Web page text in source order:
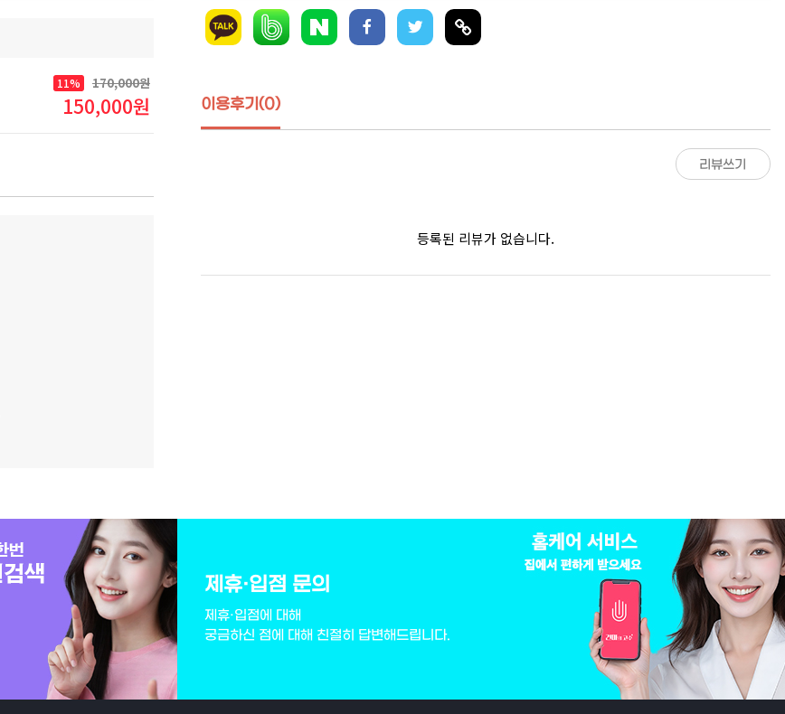
170,000원
11%
150,000원 이용후기(0)
리뷰쓰기
등록된 리뷰가 없습니다.
제휴·입점 문의
제휴·입점에 대해
궁금하신 점에 대해 친절히 답변해드립니다.